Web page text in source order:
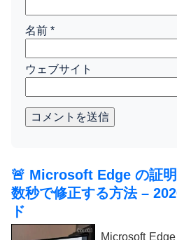
名前 *
ウェブサイト
コメントを送信
🚨 Microsoft Edge の証
数秒で修正する方法 –
ド
Microsoft